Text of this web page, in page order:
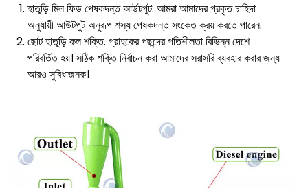
হাতুড়ি মিল ফিড পেষকদন্ত আউটপুট. আমরা আমাদের প্রকৃত চাহিদা
অনুযায়ী আউটপুট অনুরূপ শস্য পেষকদন্ত সংকেত ক্রয় করতে পারেন.
ছোট হাতুড়ি কল শক্তি. গ্রাহকের পছন্দের গতিশীলতা বিভিন্ন দেশে
পরিবর্তিত হয়। সঠিক শক্তি নির্বাচন করা আমাদের সরাসরি ব্যবহার করার জন্য
আরও সুবিধাজনক।